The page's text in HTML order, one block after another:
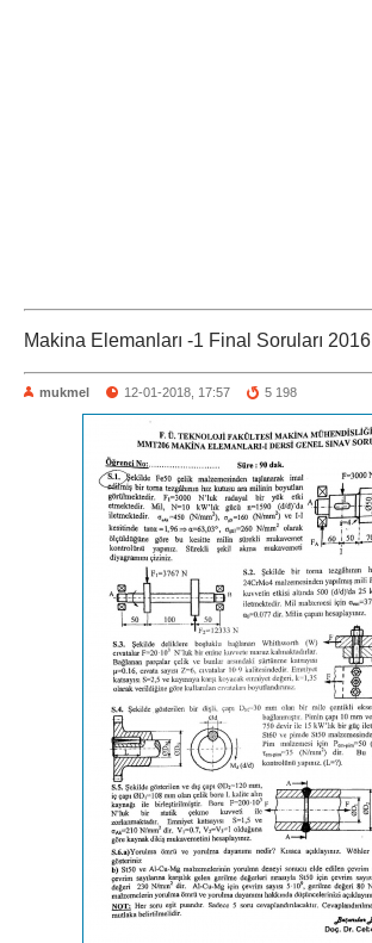
Makina Elemanları -1 Final Soruları 2016
mukmel 12-01-2018, 17:57 5 198